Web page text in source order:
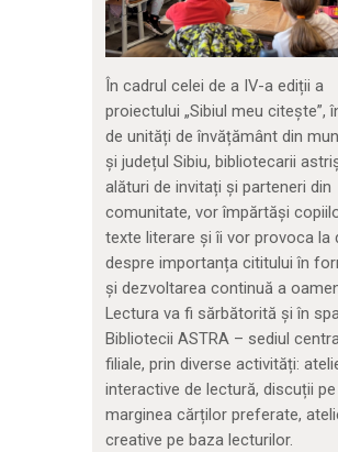
În cadrul celei de a IV-a ediții a
proiectului „Sibiul meu citește”,
de unități de învățământ din
și județul Sibiu, bibliotecarii
alături de invitați și parteneri din
comunitate, vor împărtăși
texte literare și îi vor provoca la
despre importanța cititului în
și dezvoltarea continuă a
Lectura va fi sărbătorită și în
Bibliotecii ASTRA – sediul
filiale, prin diverse activități:
interactive de lectură, discuții pe
marginea cărților preferate,
creative pe baza lecturilor.